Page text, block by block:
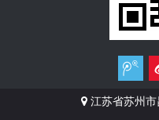
江苏省苏州市